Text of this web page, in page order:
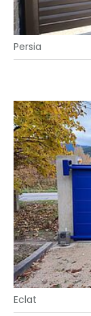
Persia
Eclat